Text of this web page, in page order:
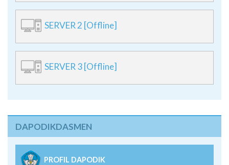
SERVER 2 [Offline]
SERVER 3 [Offline]
DAPODIKDASMEN
PROFIL DAPODIK